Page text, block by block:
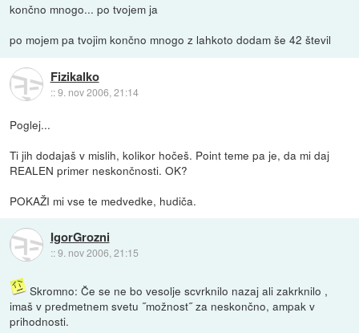
končno mnogo... po tvojem ja
po mojem pa tvojim končno mnogo z lahkoto dodam še 42 števil
Fizikalko
::9. nov 2006, 21:14
Poglej...
Ti jih dodajaš v mislih, kolikor hočeš. Point teme pa je, da mi daj
REALEN primer neskončnosti. OK?
POKAŽI mi vse te medvedke, hudiča.
IgorGrozni
::9. nov 2006, 21:15
Skromno: Če se ne bo vesolje scvrknilo nazaj ali zakrknilo ,
imaš v predmetnem svetu ˝možnost˝ za neskončno, ampak v
prihodnosti.